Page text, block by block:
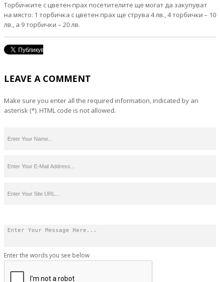
Торбичките с цветен прах посетителите ще могат да закупуват
на място: 1 торбичка с цветен прах ще струва 4 лв., 4 торбички – 10
лв., а 9 торбички – 20 лв.
LEAVE A COMMENT
Make sure you enter all the required information, indicated by an
asterisk (*). HTML code is not allowed.
Enter the words you see below